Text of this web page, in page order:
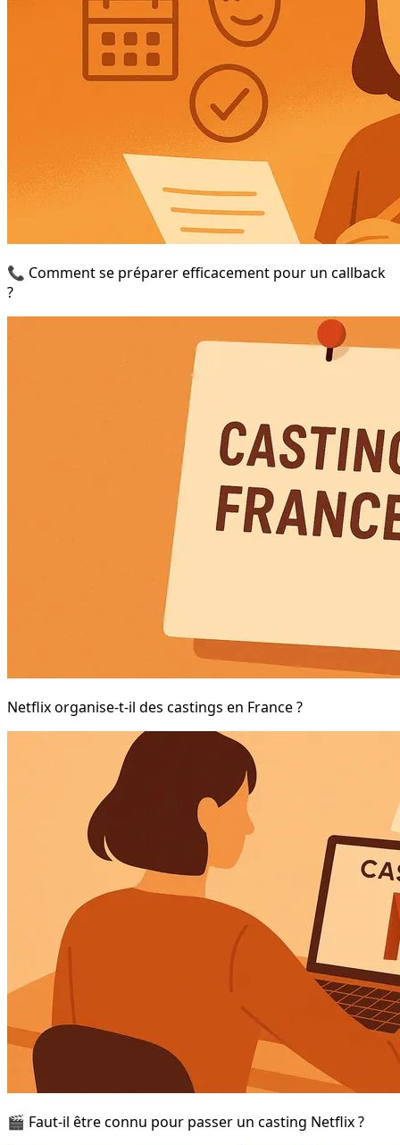
📞 Comment se préparer efficacement pour un callback
?
Netflix organise-t-il des castings en France ?
🎬 Faut-il être connu pour passer un casting Netflix ?